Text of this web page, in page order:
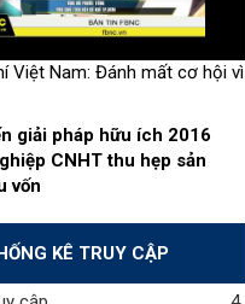
Việt Nam: Đánh mất cơ hội vì
giải pháp hữu ích 2016
CNHT thu hẹp sản
vốn
KÊ TRUY CẬP